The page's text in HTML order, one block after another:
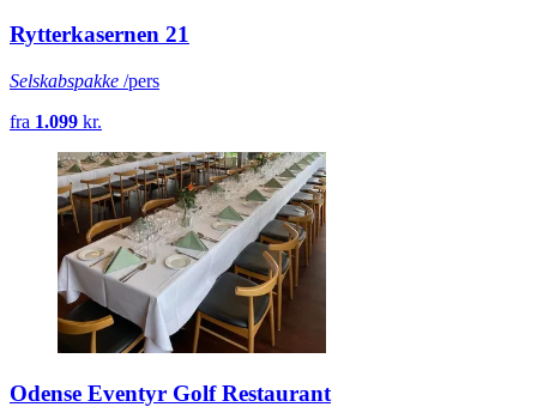
Rytterkasernen 21
Selskabspakke /pers
fra 1.099 kr.
Odense Eventyr Golf Restaurant